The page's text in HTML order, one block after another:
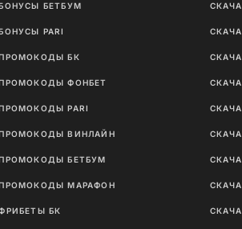
БЕТБУМ
PARI
БК
ФОНБЕТ
PARI
ВИНЛАЙН
БЕТБУМ
МАРАФОН
БК